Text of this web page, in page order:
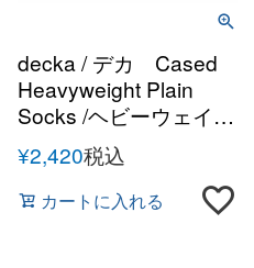
decka / デカ Cased
Heavyweight Plain
Socks /ヘビーウェイト
プレーン リブソックス
靴下【国内正規品】
¥2,420税込
カートに入れる